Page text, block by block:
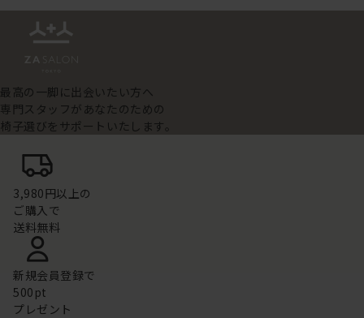
最高の一脚に出会いたい方へ
専門スタッフがあなたのための
椅子選びをサポートいたします。
3,980円以上の
ご購入で
送料無料
新規会員登録で
500pt
プレゼント